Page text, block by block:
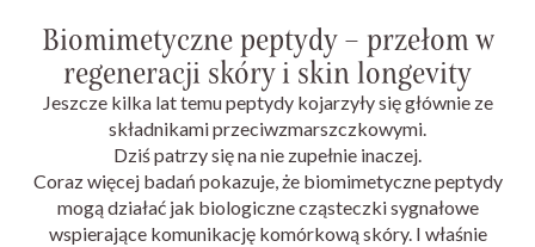
Biomimetyczne peptydy – przełom w
regeneracji skóry i skin longevity
Jeszcze kilka lat temu peptydy kojarzyły się głównie ze
składnikami przeciwzmarszczkowymi.
Dziś patrzy się na nie zupełnie inaczej.
Coraz więcej badań pokazuje, że biomimetyczne peptydy
mogą działać jak biologiczne cząsteczki sygnałowe
wspierające komunikację komórkową skóry. I właśnie